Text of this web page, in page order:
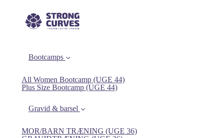
Bootcamps
All Women Bootcamp (UGE 44)
Plus Size Bootcamp (UGE 44)
Gravid & barsel
MOR/BARN TRÆNING (UGE 36)